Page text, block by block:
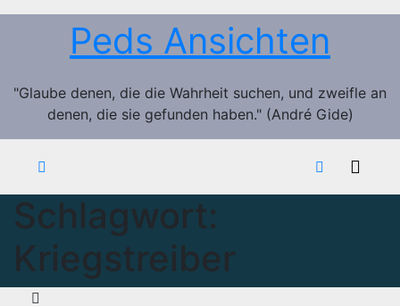
Zum
Peds Ansichten
"Glaube denen, die die Wahrheit suchen, und zweifle an
denen, die sie gefunden haben." (André Gide)
Schlagwort:
Kriegstreiber